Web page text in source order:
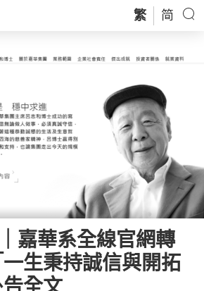
繁 简
嘉華系全線官網轉
生秉持誠信與開拓
全文